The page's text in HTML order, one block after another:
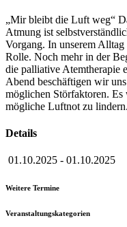
„Mir bleibt die Luft weg“
Atmung ist
Vorgang. In unserem
Rolle. Noch mehr in der
die palliative Atemtherapie
Abend beschäftigen wir
möglichen Störfaktoren.
mögliche Luftnot zu lindern.
Details
01.10.2025 - 01.10.2025
Weitere Termine
Veranstaltungskategorien